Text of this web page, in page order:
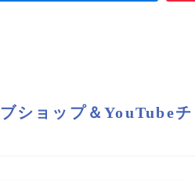
ショップ＆YouTube